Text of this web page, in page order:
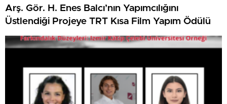
Arş. Gör. H. Enes Balcı’nın Yapımcılığını
Üstlendiği Projeye TRT Kısa Film Yapım Ödülü